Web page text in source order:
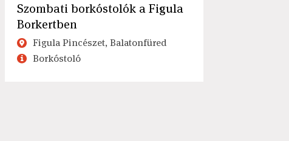
Szombati borkóstolók a Figula
Borkertben
Figula Pincészet, Balatonfüred
Borkóstoló